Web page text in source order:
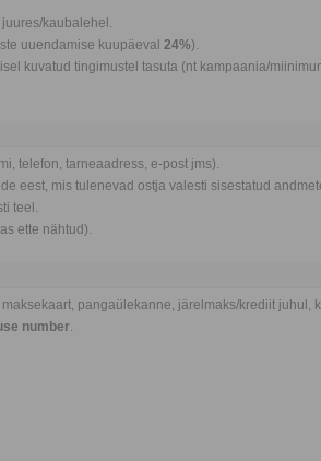
kaubalehel.
uuendamise kuupäeval 24%).
kuvatud tingimustel tasuta (nt kampaania/
telefon, tarneaadress, e-post jms).
eest, mis tulenevad ostja valesti sisestatud
teel.
ette nähtud).
pangaülekanne, järelmaks/krediit juhul,
number.